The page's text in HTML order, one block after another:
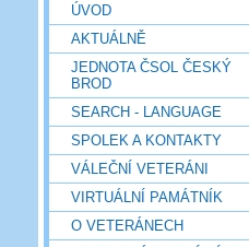
ÚVOD
AKTUÁLNĚ
JEDNOTA ČSOL ČESKÝ
BROD
SEARCH - LANGUAGE
SPOLEK A KONTAKTY
VÁLEČNÍ VETERÁNI
VIRTUÁLNÍ PAMÁTNÍK
O VETERÁNECH